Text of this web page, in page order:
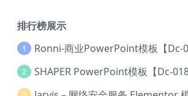
排行榜展示
1 Ronni-商业PowerPoint模板【Dc-
2 SHAPER PowerPoint模板【Dc-